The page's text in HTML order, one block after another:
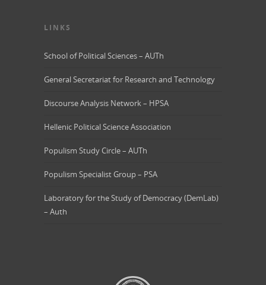
LINKS
School of Political Sciences – AUTh
General Secretariat for Research and Technology
Discourse Analysis Network – HPSA
Hellenic Political Science Association
Populism Study Circle – AUTh
Populism Specialist Group – PSA
Laboratory for the Study of Democracy (DemLab)
– Auth